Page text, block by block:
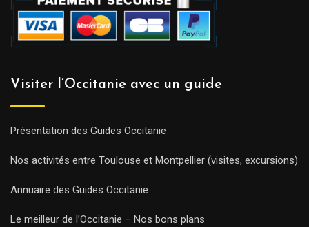
Visiter l’Occitanie avec un guide
Présentation des Guides Occitanie
Nos activités entre Toulouse et Montpellier (visites, excursions)
Annuaire des Guides Occitanie
Le meilleur de l’Occitanie – Nos bons plans